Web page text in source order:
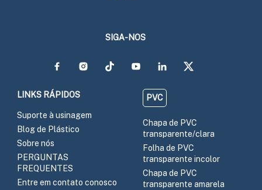
SIGA-NOS
LINKS RÁPIDOS
Suporte à usinagem
Blog de Plástico
Sobre nós
PERGUNTAS
FREQUENTES
Entre em contato conosco
PVC
Chapa de PVC
transparente/clara
Folha de PVC
transparente incolor
Chapa de PVC
transparente amarela